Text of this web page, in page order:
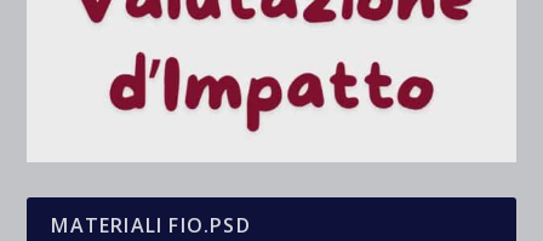
MATERIALI FIO.PSD